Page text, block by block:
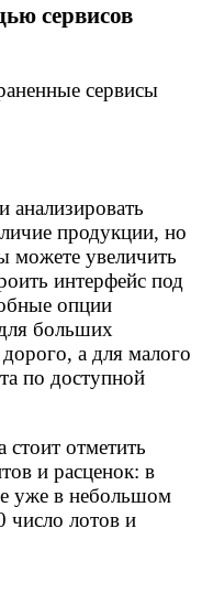
сервисов
сервисы
анализировать
продукции, но
можете увеличить
интерфейс под
опции
больших
а для малого
по доступной
стоит отметить
и расценок: в
уже в небольшом
число лотов и